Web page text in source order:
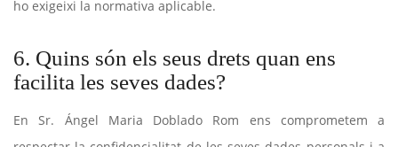
ho exigeixi la normativa aplicable.
6. Quins són els seus drets quan ens
facilita les seves dades?
En Sr. Ángel Maria Doblado Rom ens comprometem a